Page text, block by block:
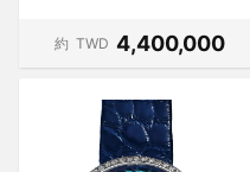
約 TWD 4,400,000